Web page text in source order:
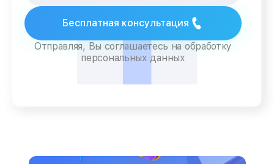
Бесплатная консультация
Отправляя, Вы соглашаетесь на обработку
персональных данных